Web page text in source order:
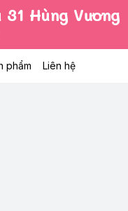
Hùng Vương
phẩm Liên hệ